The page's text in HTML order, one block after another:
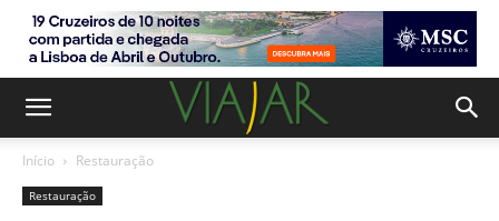
Início Restauração
Restauração